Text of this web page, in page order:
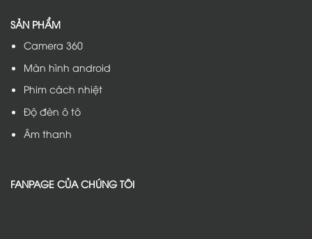
SẢN PHẨM
Camera 360
Màn hình android
Phim cách nhiệt
Độ đèn ô tô
Âm thanh
FANPAGE CỦA CHÚNG TÔI